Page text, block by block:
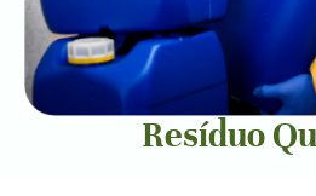
Resíduo